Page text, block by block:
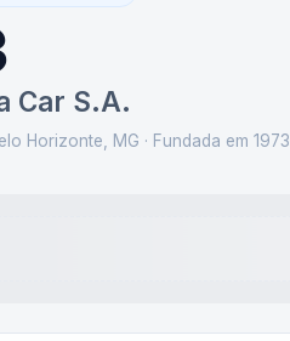
Car S.A.
Horizonte, MG · Fundada em 1973